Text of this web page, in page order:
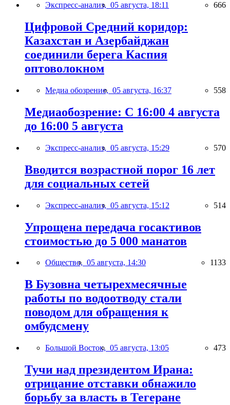
Экспресс-анализ, 05 августа, 18:11 666
Цифровой Средний коридор:
Казахстан и Азербайджан
соединили берега Каспия
оптоволокном
Медиа обозрение, 05 августа, 16:37 558
Медиаобозрение: С 16:00 4 августа
до 16:00 5 августа
Экспресс-анализ, 05 августа, 15:29 570
Вводится возрастной порог 16 лет
для социальных сетей
Экспресс-анализ, 05 августа, 15:12 514
Упрощена передача госактивов
стоимостью до 5 000 манатов
Общество, 05 августа, 14:30 1133
В Бузовна четырехмесячные
работы по водоотводу стали
поводом для обращения к
омбудсмену
Большой Восток, 05 августа, 13:05 473
Тучи над президентом Ирана:
отрицание отставки обнажило
борьбу за власть в Тегеране